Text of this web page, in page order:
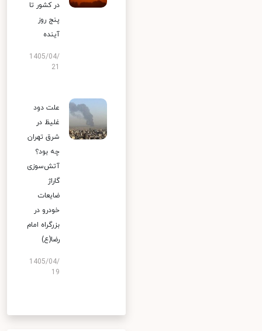
در کشور تا
پنج روز
آینده
1405/04/
علت دود
غلیظ در
شرق تهران
چه بود؟
آتش‌سوزی
گاراژ
ضایعات
خودرو در
بزرگراه امام
رضا(ع)
1405/04/
19